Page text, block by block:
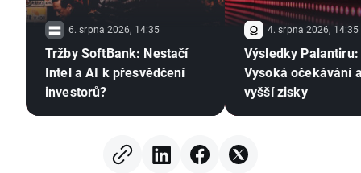
6. srpna 2026, 14:35
Tržby SoftBank: Nestačí
Intel a AI k přesvědčení
investorů?
4. srpna 2026, 14:35
Výsledky Palantiru:
Vysoká očekávání
vyšší zisky